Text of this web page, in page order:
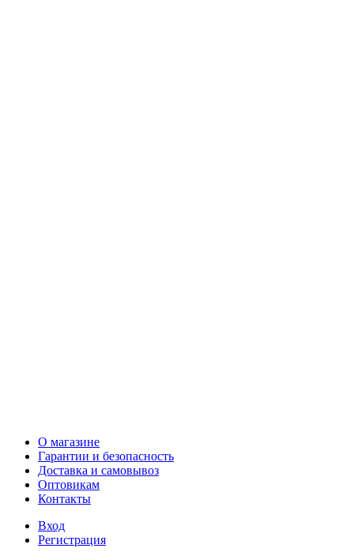
О магазине
Гарантии и безопасность
Доставка и самовывоз
Оптовикам
Контакты
Вход
Регистрация